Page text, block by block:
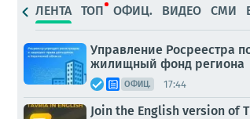
ЛЕНТА ТОП ОФИЦ. ВИДЕО СМИ
Управление Росреестра
жилищный фонд региона
ОФИЦ. 17:44
Join the English version of